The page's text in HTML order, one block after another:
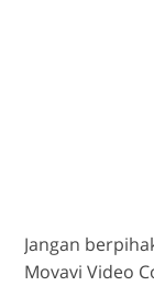
Jangan
Movavi Video